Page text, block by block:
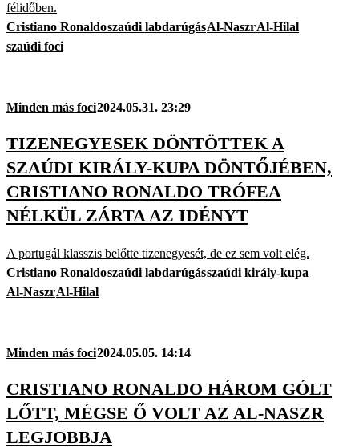
félidőben.
Cristiano Ronaldoszaúdi labdarúgásAl-NaszrAl-Hilal
szaúdi foci
Minden más foci2024.05.31. 23:29
TIZENEGYESEK DÖNTÖTTEK A
SZAÚDI KIRÁLY-KUPA DÖNTŐJÉBEN,
CRISTIANO RONALDO TRÓFEA
NÉLKÜL ZÁRTA AZ IDÉNYT
A portugál klasszis belőtte tizenegyesét, de ez sem volt elég.
Cristiano Ronaldoszaúdi labdarúgásszaúdi király-kupa
Al-NaszrAl-Hilal
Minden más foci2024.05.05. 14:14
CRISTIANO RONALDO HÁROM GÓLT
LŐTT, MÉGSE Ő VOLT AZ AL-NASZR
LEGJOBBJA